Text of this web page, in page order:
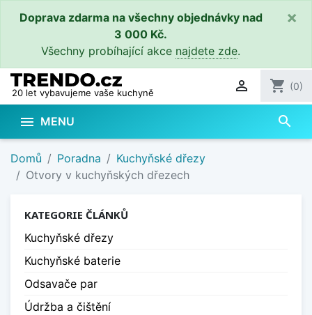
Doprava zdarma na všechny objednávky nad
3 000 Kč.
Všechny probíhající akce najdete zde.
×
20 let vybavujeme vaše kuchyně  shopping_cart (0)
 MENU search
Domů Poradna
Kuchyňské dřezy
Otvory v kuchyňských dřezech
KATEGORIE ČLÁNKŮ
Kuchyňské dřezy
Kuchyňské baterie
Odsavače par
Údržba a čištění